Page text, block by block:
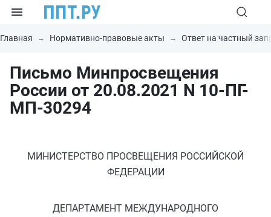
Главная Нормативно-правовые акты Ответ на частный
Письмо Минпросвещения
России от 20.08.2021 N 10-ПГ-
МП-30294
МИНИСТЕРСТВО ПРОСВЕЩЕНИЯ РОССИЙСКОЙ
ФЕДЕРАЦИИ
ДЕПАРТАМЕНТ МЕЖДУНАРОДНОГО